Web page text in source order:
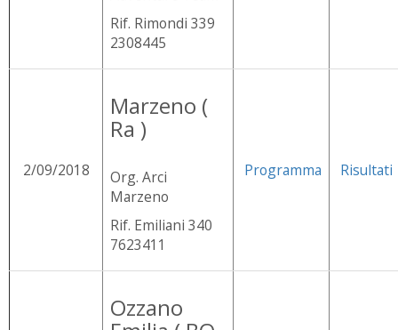
Rif. Rimondi 339
2308445
2/09/2018
Marzeno (
Ra )
Org. Arci
Marzeno
Rif. Emiliani 340
7623411
Programma Risultati
Ozzano